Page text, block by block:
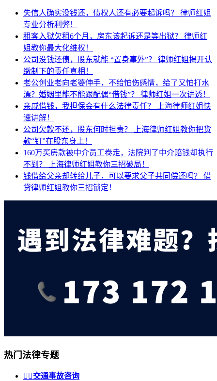
失信人确实没钱还，债权人还有必要起诉吗？ 律师红姐
专业分析利弊！
租客入狱欠租6个月，房东该起诉还是等出狱？ 律师红
姐教你最大化维权！
公司没钱还债，股东就能 “置身事外”？ 律师红姐揭开认
缴制下的责任真相！
老公创业老向老婆伸手，不给怕伤感情，给了又怕打水
漂？婚姻里能不能跟配偶“借钱”？ 律师红姐一次讲透！
亲戚借钱，我担保会有什么法律责任？
上海律师红姐快
速讲解！
公司欠款不还，股东何时担责？
上海律师红姐教你把货
款“钉”在股东身上！
160万买房款被中介员工卷走，法院判了中介赔钱却执行
不到？
上海律师红姐教你三招破局！
钱借给父亲却转给儿子，可以要求父子共同偿还吗？ 借
贷律师红姐教你三招锁定！
热门法律专题
 交通事故咨询